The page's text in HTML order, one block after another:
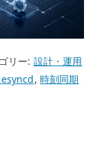
リー: 設計・運用
, 時刻同期